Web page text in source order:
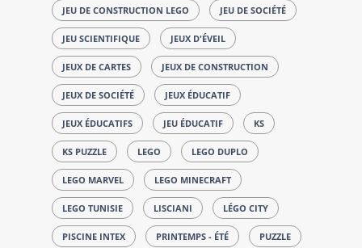
JEU DE CONSTRUCTION LEGO JEU DE SOCIÉTÉ
JEU SCIENTIFIQUE JEUX D'ÉVEIL
JEUX DE CARTES JEUX DE CONSTRUCTION
JEUX DE SOCIÉTÉ JEUX ÉDUCATIF
JEUX ÉDUCATIFS JEU ÉDUCATIF KS
KS PUZZLE LEGO LEGO DUPLO
LEGO MARVEL LEGO MINECRAFT
LEGO TUNISIE LISCIANI LÉGO CITY
PISCINE INTEX PRINTEMPS - ÉTÉ PUZZLE